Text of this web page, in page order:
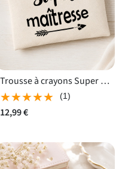
Trousse à crayons Super Maîtresse
★★★★★
★★★★★ (1)
12,99 €